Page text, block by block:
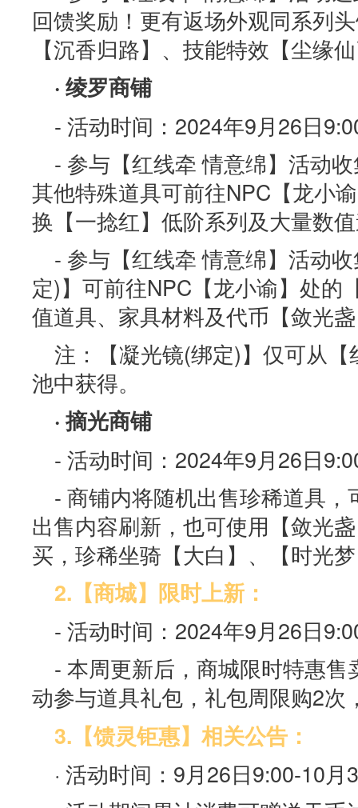
回馈奖励！更有返场外观同系列
【沉香归路】、技能特效【尘缘
· 绫罗商铺
- 活动时间：2024年9月26日
- 参与【红线牵 情意绵】活动
其他特殊道具可前往NPC【龙小
换【一捻红】低阶系列及大量数
- 参与【红线牵 情意绵】活动
定)】可前往NPC【龙小谕】处的
值道具、家具材料及代币【敛光
注：【凝光镜(绑定)】仅可从
池中获得。
· 摘光商铺
- 活动时间：2024年9月26日
- 商铺内将随机出售珍稀道具
出售内容刷新，也可使用【敛光
买，珍稀坐骑【大白】、【时光
2.【商城】限时上新：
- 活动时间：2024年9月26日
- 本周更新后，商城限时特惠
动参与道具礼包，礼包周限购2次
3.【馈灵钜惠】相关公告：
· 活动时间：9月26日9:00-10月